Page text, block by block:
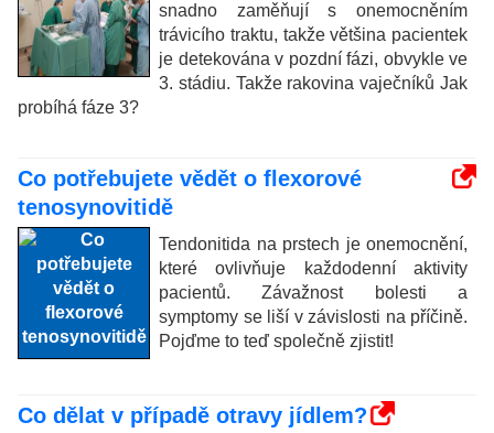
snadno zaměňují s onemocněním
trávicího traktu, takže většina pacientek
je detekována v pozdní fázi, obvykle ve
3. stádiu. Takže rakovina vaječníků Jak
probíhá fáze 3?
Co potřebujete vědět o flexorové
tenosynovitidě
Tendonitida na prstech je onemocnění,
které ovlivňuje každodenní aktivity
pacientů. Závažnost bolesti a
symptomy se liší v závislosti na příčině.
Pojďme to teď společně zjistit!
Co dělat v případě otravy jídlem?